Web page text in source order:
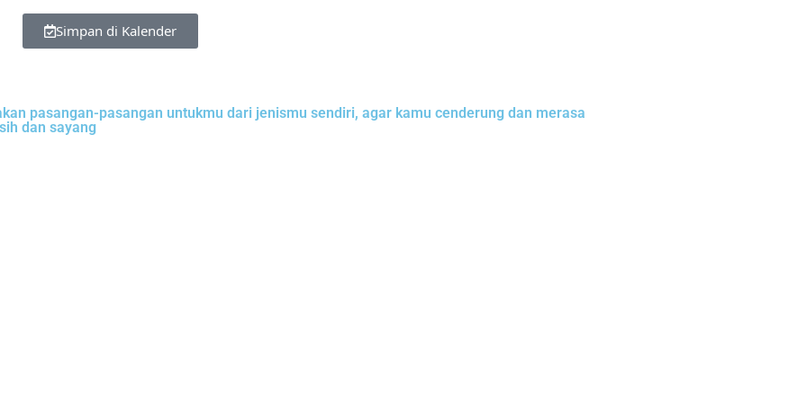
Simpan di Kalender
pasangan-pasangan untukmu dari jenismu sendiri, agar kamu cenderung dan merasa
dan sayang